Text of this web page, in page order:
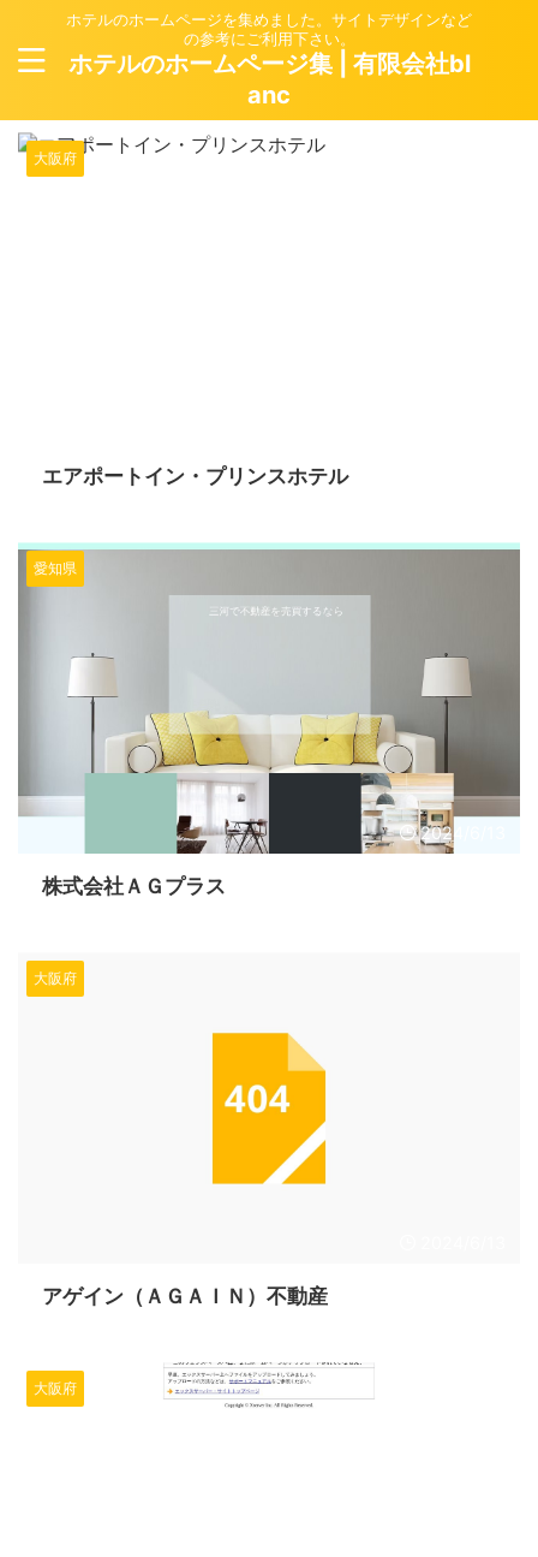
ホテルのホームページを集めました。サイトデザインなど
の参考にご利用下さい。
ホテルのホームページ集 | 有限会社bl
anc
大阪府
エアポートイン・プリンスホテル
2024/6/13
愛知県
株式会社ＡＧプラス
大阪府
アゲイン（ＡＧＡＩＮ）不動産
大阪府